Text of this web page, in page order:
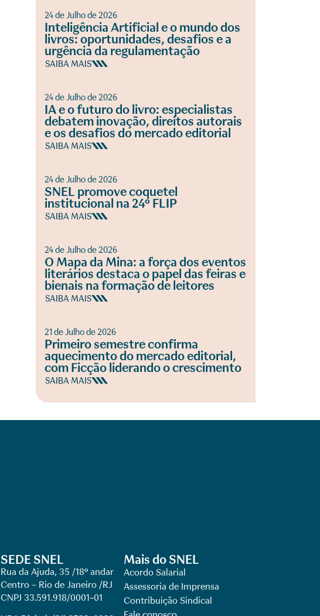
24 de Julho de 2026
Inteligência Artificial e o mundo dos
livros: oportunidades, desafios e a
urgência da regulamentação
SAIBA MAIS
24 de Julho de 2026
IA e o futuro do livro: especialistas
debatem inovação, direitos autorais
e os desafios do mercado editorial
SAIBA MAIS
24 de Julho de 2026
SNEL promove coquetel
institucional na 24º FLIP
SAIBA MAIS
24 de Julho de 2026
O Mapa da Mina: a força dos eventos
literários destaca o papel das feiras e
bienais na formação de leitores
SAIBA MAIS
21 de Julho de 2026
Primeiro semestre confirma
aquecimento do mercado editorial,
com Ficção liderando o crescimento
SAIBA MAIS
SEDE SNEL
Rua da Ajuda, 35 /18º andar
Centro – Rio de Janeiro /RJ
CNPJ 33.591.918/0001-01
Mais do SNEL
Acordo Salarial
Assessoria de Imprensa
Contribuição Sindical